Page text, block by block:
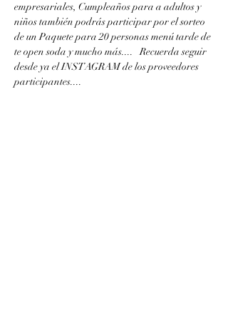
empresariales, Cumpleaños para a adultos y
niños también podrás participar por el sorteo
de un Paquete para 20 personas menú tarde de
te open soda y mucho más....   Recuerda seguir
desde ya el INSTAGRAM de los proveedores
participantes....